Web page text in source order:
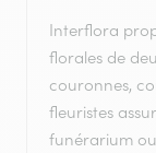
Interflora
florales de
couronnes,
fleuristes
funérarium